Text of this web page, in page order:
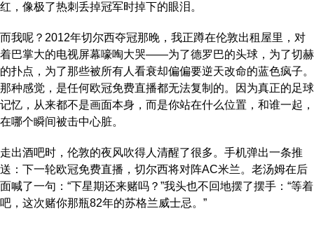
红，像极了热刺丢掉冠军时掉下的眼泪。
而我呢？2012年切尔西夺冠那晚，我正蹲在伦敦出租屋里，对
着巴掌大的电视屏幕嚎啕大哭——为了德罗巴的头球，为了切赫
的扑点，为了那些被所有人看衰却偏偏要逆天改命的蓝色疯子。
那种感觉，是任何欧冠免费直播都无法复制的。因为真正的足球
记忆，从来都不是画面本身，而是你站在什么位置，和谁一起，
在哪个瞬间被击中心脏。
走出酒吧时，伦敦的夜风吹得人清醒了很多。手机弹出一条推
送：下一轮欧冠免费直播，切尔西将对阵AC米兰。老汤姆在后
面喊了一句：“下星期还来赌吗？”我头也不回地摆了摆手：“等着
吧，这次赌你那瓶82年的苏格兰威士忌。”